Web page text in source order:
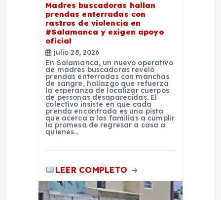
Madres buscadoras hallan
prendas enterradas con
rastros de violencia en
#Salamanca y exigen apoyo
oficial
julio 28, 2026
En Salamanca, un nuevo operativo
de madres buscadoras reveló
prendas enterradas con manchas
de sangre, hallazgo que refuerza
la esperanza de localizar cuerpos
de personas desaparecidas. El
colectivo insiste en que cada
prenda encontrada es una pista
que acerca a las familias a cumplir
la promesa de regresar a casa a
quienes…
LEER COMPLETO